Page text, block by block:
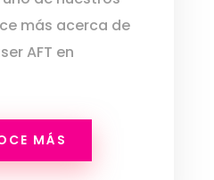
más acerca de
AFT en
MÁS